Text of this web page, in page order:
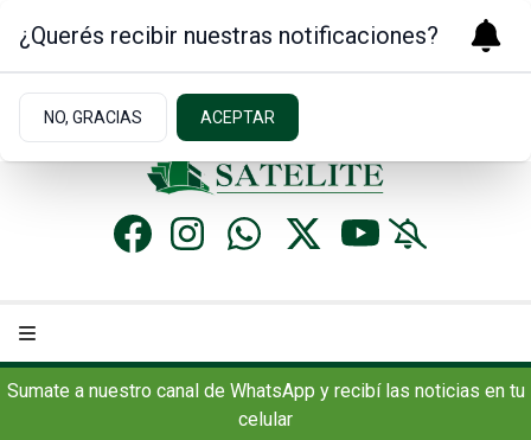
7.1ºc | Concordia, AR
Sumate a nuestro canal de WhatsApp y recibí las noticias en tu
celular
¿Querés recibir nuestras notificaciones?
NO, GRACIAS ACEPTAR